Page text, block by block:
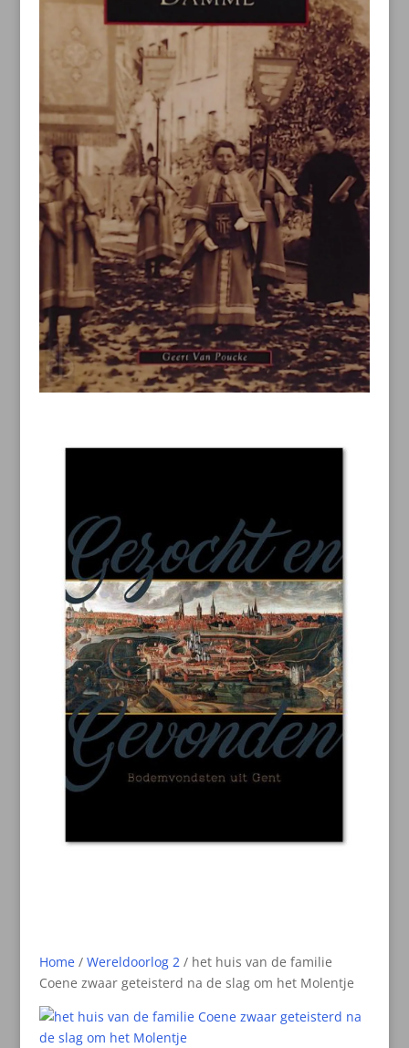
Home/ Wereldoorlog 2/ het huis van de familie
Coene zwaar geteisterd na de slag om het Molentje